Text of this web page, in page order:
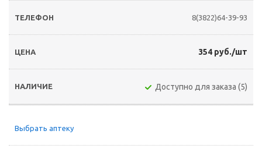
8(3822)64-39-93
354 руб./шт
Доступно для заказа (5)
Выбрать аптеку